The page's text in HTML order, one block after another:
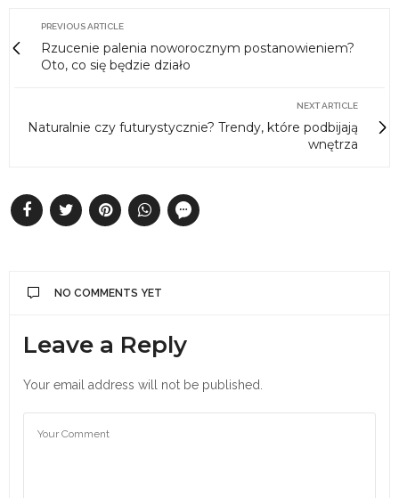
PREVIOUS ARTICLE
Rzucenie palenia noworocznym postanowieniem?
Oto, co się będzie działo
NEXT ARTICLE
Naturalnie czy futurystycznie? Trendy, które podbijają
wnętrza
NO COMMENTS YET
Leave a Reply
Your email address will not be published.